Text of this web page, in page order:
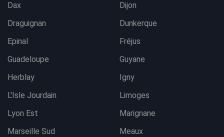
Dax
Dijon
Draguignan
Dunkerque
Epinal
Fréjus
Guadeloupe
Guyane
Herblay
Igny
L'Isle Jourdain
Limoges
Lyon Est
Marignane
Marseille Sud
Meaux